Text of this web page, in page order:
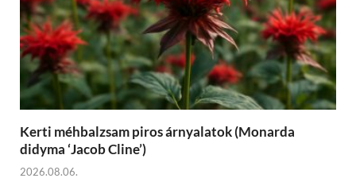
Kerti méhbalzsam piros árnyalatok (Monarda
didyma ‘Jacob Cline’)
2026.08.06.